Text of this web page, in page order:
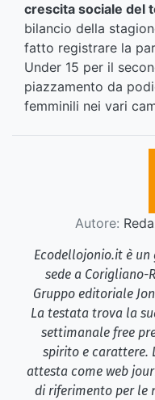
crescita sociale del
bilancio della
fatto registrare la
Under 15 per il
piazzamento da
femminili nei vari
Autore:
Ecodellojonio.it è
sede a Corigliano-
Gruppo editoriale
La testata trova la
settimanale free
spirito e carattere.
attesta come web
di riferimento per le